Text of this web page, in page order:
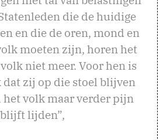
die de huidige
en die de oren, mond en
moeten zijn, horen het
niet meer. Voor hen is
zij op die stoel blijven
volk maar verder pijn
blijft lijden”,